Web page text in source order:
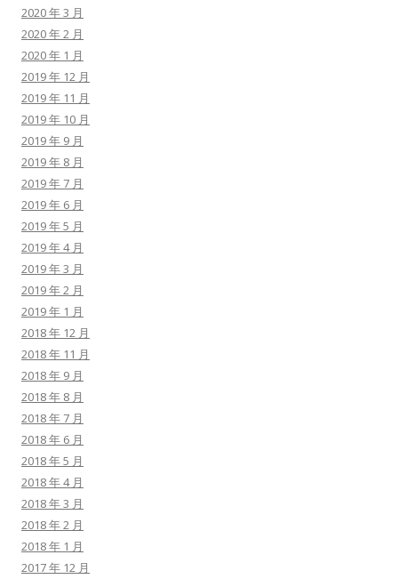
2020 年 3 月
2020 年 2 月
2020 年 1 月
2019 年 12 月
2019 年 11 月
2019 年 10 月
2019 年 9 月
2019 年 8 月
2019 年 7 月
2019 年 6 月
2019 年 5 月
2019 年 4 月
2019 年 3 月
2019 年 2 月
2019 年 1 月
2018 年 12 月
2018 年 11 月
2018 年 9 月
2018 年 8 月
2018 年 7 月
2018 年 6 月
2018 年 5 月
2018 年 4 月
2018 年 3 月
2018 年 2 月
2018 年 1 月
2017 年 12 月